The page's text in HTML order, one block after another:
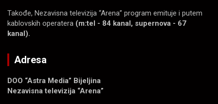
Takođe, Nezavisna televizija “Arena” program emituje i putem
kablovskih operatera (m:tel - 84 kanal, supernova - 67
kanal).
Adresa
DOO “Astra Media” Bijeljina
Nezavisna televizija “Arena”